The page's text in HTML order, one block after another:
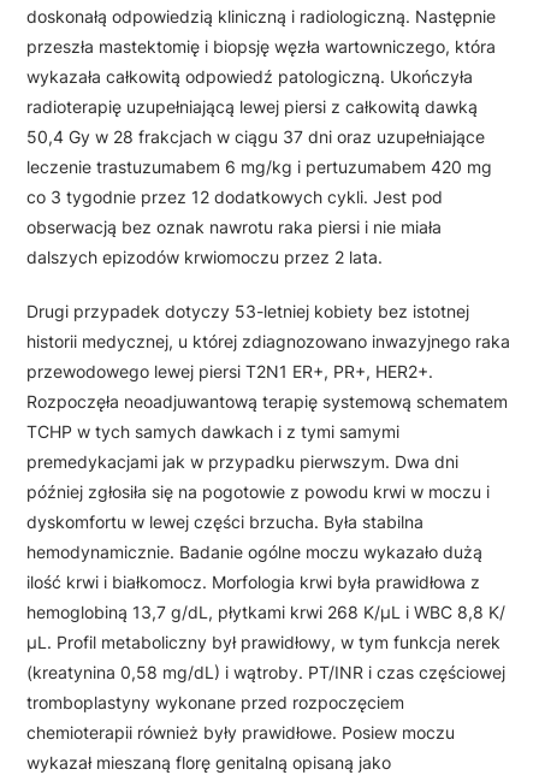
doskonałą odpowiedzią kliniczną i radiologiczną. Następnie
przeszła mastektomię i biopsję węzła wartowniczego, która
wykazała całkowitą odpowiedź patologiczną. Ukończyła
radioterapię uzupełniającą lewej piersi z całkowitą dawką
50,4 Gy w 28 frakcjach w ciągu 37 dni oraz uzupełniające
leczenie trastuzumabem 6 mg/kg i pertuzumabem 420 mg
co 3 tygodnie przez 12 dodatkowych cykli. Jest pod
obserwacją bez oznak nawrotu raka piersi i nie miała
dalszych epizodów krwiomoczu przez 2 lata.
Drugi przypadek dotyczy 53-letniej kobiety bez istotnej
historii medycznej, u której zdiagnozowano inwazyjnego raka
przewodowego lewej piersi T2N1 ER+, PR+, HER2+.
Rozpoczęła neoadjuwantową terapię systemową schematem
TCHP w tych samych dawkach i z tymi samymi
premedykacjami jak w przypadku pierwszym. Dwa dni
później zgłosiła się na pogotowie z powodu krwi w moczu i
dyskomfortu w lewej części brzucha. Była stabilna
hemodynamicznie. Badanie ogólne moczu wykazało dużą
ilość krwi i białkomocz. Morfologia krwi była prawidłowa z
hemoglobiną 13,7 g/dL, płytkami krwi 268 K/µL i WBC 8,8 K/
µL. Profil metaboliczny był prawidłowy, w tym funkcja nerek
(kreatynina 0,58 mg/dL) i wątroby. PT/INR i czas częściowej
tromboplastyny wykonane przed rozpoczęciem
chemioterapii również były prawidłowe. Posiew moczu
wykazał mieszaną florę genitalną opisaną jako